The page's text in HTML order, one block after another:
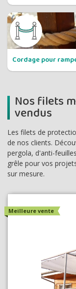
Cordage pour
Nos filets
vendus
Les filets de
de nos clients.
pergola, d'anti-
grêle pour vos
sur mesure.
Meilleure vente